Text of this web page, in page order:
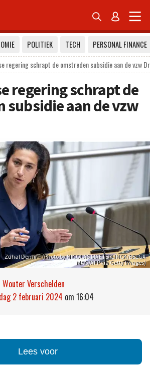
 
POLITIEK TECH
PERSONAL FINANCE
regering schrapt de omstreden subsidie aan de vzw
regering schrapt de
subsidie aan de vzw
Zuhal Demir – (Photo by NICOLAS MAETERLINCK/BELGA
MAG/AFP via Getty Images)
Wouter Verschelden
2 februari 2024 om 16:04
Lees voor